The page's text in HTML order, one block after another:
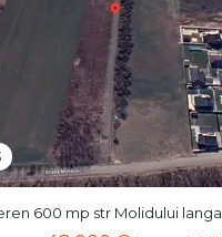
600 mp str Molidului